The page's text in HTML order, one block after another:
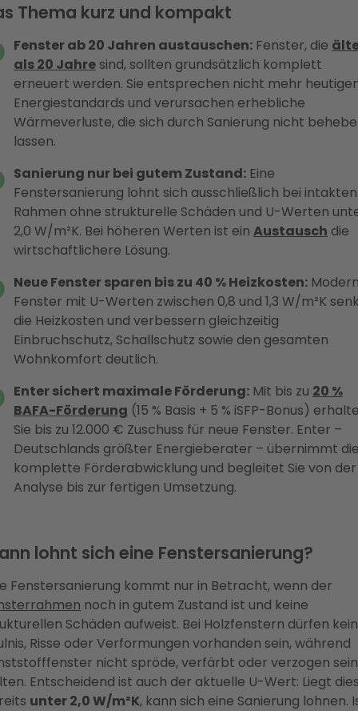
Thema kurz und kompakt
Fenster ab 20 Jahren austauschen: Fenster, die
als 20 Jahre sind, sollten grundsätzlich komplett
erneuert werden. Sie entsprechen nicht mehr
Energiestandards und verursachen erhebliche
Wärmeverluste, die sich durch Sanierung nicht
lassen.
Sanierung nur bei gutem Zustand: Eine
Fenstersanierung lohnt sich ausschließlich bei intakten
Rahmen ohne strukturelle Schäden und U-Werten
2,0 W/m²K. Bei höheren Werten ist ein Austausch die
wirtschaftlichere Lösung.
Neue Fenster sparen bis zu 40 % Heizkosten:
Fenster mit U-Werten zwischen 0,8 und 1,3 W/m²K
die Heizkosten und verbessern gleichzeitig
Einbruchschutz, Schallschutz sowie den gesamten
Wohnkomfort deutlich.
Enter sichert maximale Förderung: Mit bis zu 20 %
BAFA-Förderung (15 % Basis + 5 % iSFP-Bonus)
Sie bis zu 12.000 € Zuschuss für neue Fenster. Enter –
Deutschlands größter Energieberater – übernimmt
komplette Förderabwicklung und begleitet Sie von der
Analyse bis zur fertigen Umsetzung.
lohnt sich eine Fenstersanierung?
Fenstersanierung kommt nur in Betracht, wenn der
noch in gutem Zustand ist und keine
Schäden aufweist. Bei Holzfenstern dürfen
Risse oder Verformungen vorhanden sein, während
nicht spröde, verfärbt oder verzogen sein
Entscheidend ist auch der aktuelle U-Wert: Liegt
unter 2,0 W/m²K, kann sich eine Sanierung lohnen.